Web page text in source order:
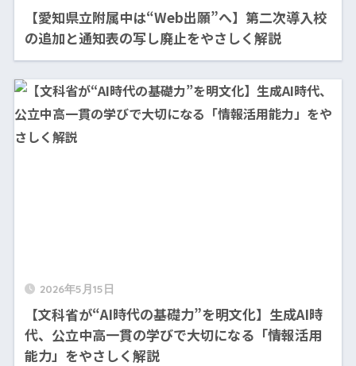
【愛知県立附属中は“Web出願”へ】第二次導入校
の追加と通知表の写し廃止をやさしく解説
2026年5月15日
【文科省が“AI時代の基礎力”を明文化】生成AI時
代、公立中高一貫の学びで大切になる「情報活用
能力」をやさしく解説